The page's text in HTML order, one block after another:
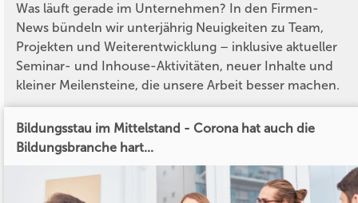
Was läuft gerade im Unternehmen? In den Firmen-
News bündeln wir unterjährig Neuigkeiten zu Team,
Projekten und Weiterentwicklung – inklusive aktueller
Seminar- und Inhouse-Aktivitäten, neuer Inhalte und
kleiner Meilensteine, die unsere Arbeit besser machen.
Bildungsstau im Mittelstand - Corona hat auch die
Bildungsbranche hart...